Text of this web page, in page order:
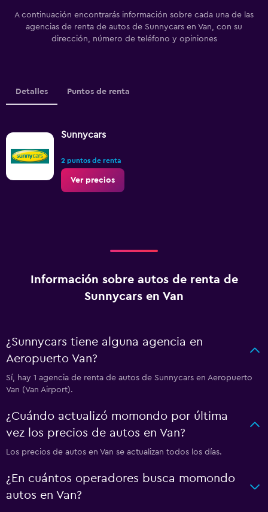
A continuación encontrarás información sobre cada una de las
agencias de renta de autos de Sunnycars en Van, con su
dirección, número de teléfono y opiniones
Detalles Puntos de renta
Sunnycars
2 puntos de renta
Ver precios
Información sobre autos de renta de
Sunnycars en Van
¿Sunnycars tiene alguna agencia en
Aeropuerto Van?
Sí, hay 1 agencia de renta de autos de Sunnycars en Aeropuerto
Van (Van Airport).
¿Cuándo actualizó momondo por última
vez los precios de autos en Van?
Los precios de autos en Van se actualizan todos los días.
¿En cuántos operadores busca momondo
autos en Van?